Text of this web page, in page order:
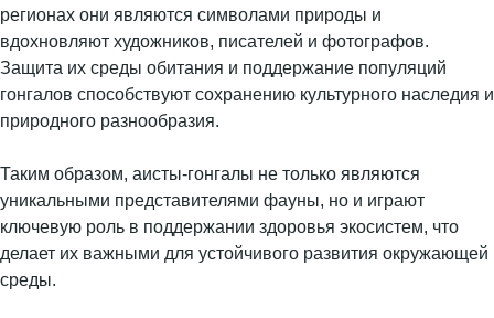
регионах они являются символами природы и
вдохновляют художников, писателей и фотографов.
Защита их среды обитания и поддержание популяций
гонгалов способствуют сохранению культурного наследия и
природного разнообразия.
Таким образом, аисты-гонгалы не только являются
уникальными представителями фауны, но и играют
ключевую роль в поддержании здоровья экосистем, что
делает их важными для устойчивого развития окружающей
среды.